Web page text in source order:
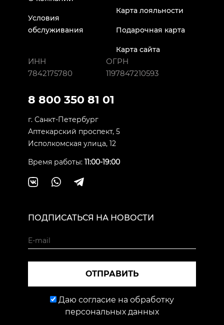
Условия
обслуживания
Карта лояльности
Подарочная карта
Карта сайта
ИНН
7842175780
ОГРН
1197847210593
8 800 350 81 01
г. Санкт-Петербург
Аптекарский проспект, 5
Исполкомская улица, 12
Время работы: 11:00-19:00
ПОДПИСАТЬСЯ НА НОВОСТИ
ОТПРАВИТЬ
Даю согласие на обработку
персональных данных